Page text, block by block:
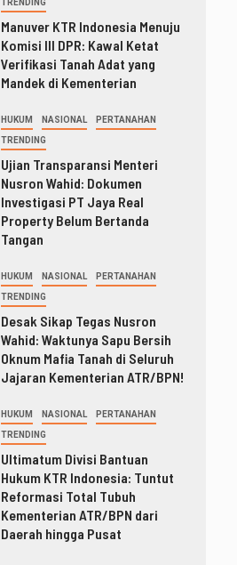
TRENDING
Manuver KTR Indonesia Menuju
Komisi III DPR: Kawal Ketat
Verifikasi Tanah Adat yang
Mandek di Kementerian
HUKUM NASIONAL PERTANAHAN
TRENDING
Ujian Transparansi Menteri
Nusron Wahid: Dokumen
Investigasi PT Jaya Real
Property Belum Bertanda
Tangan
HUKUM NASIONAL PERTANAHAN
TRENDING
Desak Sikap Tegas Nusron
Wahid: Waktunya Sapu Bersih
Oknum Mafia Tanah di Seluruh
Jajaran Kementerian ATR/BPN!
HUKUM NASIONAL PERTANAHAN
TRENDING
Ultimatum Divisi Bantuan
Hukum KTR Indonesia: Tuntut
Reformasi Total Tubuh
Kementerian ATR/BPN dari
Daerah hingga Pusat